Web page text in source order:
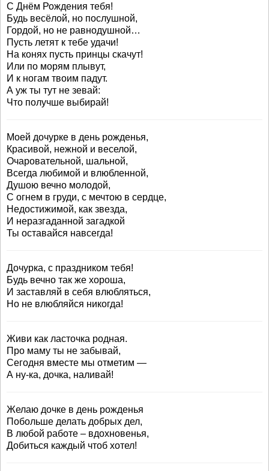
С Днём Рождения тебя!
Будь весёлой, но послушной,
Гордой, но не равнодушной…
Пусть летят к тебе удачи!
На конях пусть принцы скачут!
Или по морям плывут,
И к ногам твоим падут.
А уж ты тут не зевай:
Что получше выбирай!
Моей дочурке в день рожденья,
Красивой, нежной и веселой,
Очаровательной, шальной,
Всегда любимой и влюбленной,
Душою вечно молодой,
С огнем в груди, с мечтою в сердце,
Недостижимой, как звезда,
И неразгаданной загадкой
Ты оставайся навсегда!
Дочурка, с праздником тебя!
Будь вечно так же хороша,
И заставляй в себя влюбляться,
Но не влюбляйся никогда!
Живи как ласточка родная.
Про маму ты не забывай,
Сегодня вместе мы отметим —
А ну-ка, дочка, наливай!
Желаю дочке в день рожденья
Побольше делать добрых дел,
В любой работе – вдохновенья,
Добиться каждый чтоб хотел!